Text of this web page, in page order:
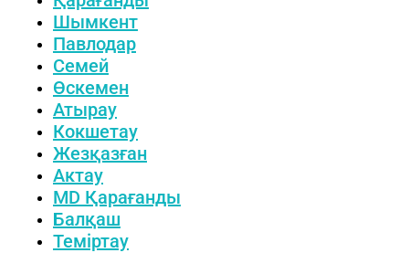
Шымкент
Павлодар
Семей
Өскемен
Атырау
Кокшетау
Жезқазған
Актау
MD Қарағанды
Балқаш
Теміртау